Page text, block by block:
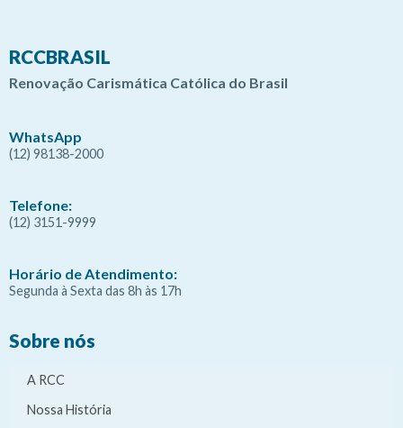
RCCBRASIL
Renovação Carismática Católica do Brasil
WhatsApp
(12) 98138-2000
Telefone:
(12) 3151-9999
Horário de Atendimento:
Segunda à Sexta das 8h às 17h
Sobre nós
A RCC
Nossa História